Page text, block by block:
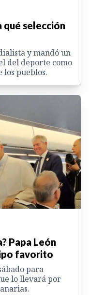
qué selección
y mandó un
del deporte como
pueblos.
Papa León
favorito
para
lo llevará por